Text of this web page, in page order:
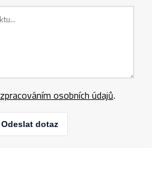
zpracováním osobních údajů.
Odeslat dotaz